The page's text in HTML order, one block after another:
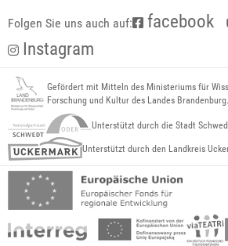
Folgen Sie uns auch auf: facebook
Instagram
Gefördert mit Mitteln des Ministeriums für
Forschung und Kultur des Landes Brandenburg.
Unterstützt durch die Stadt
Unterstützt durch den Landkreis